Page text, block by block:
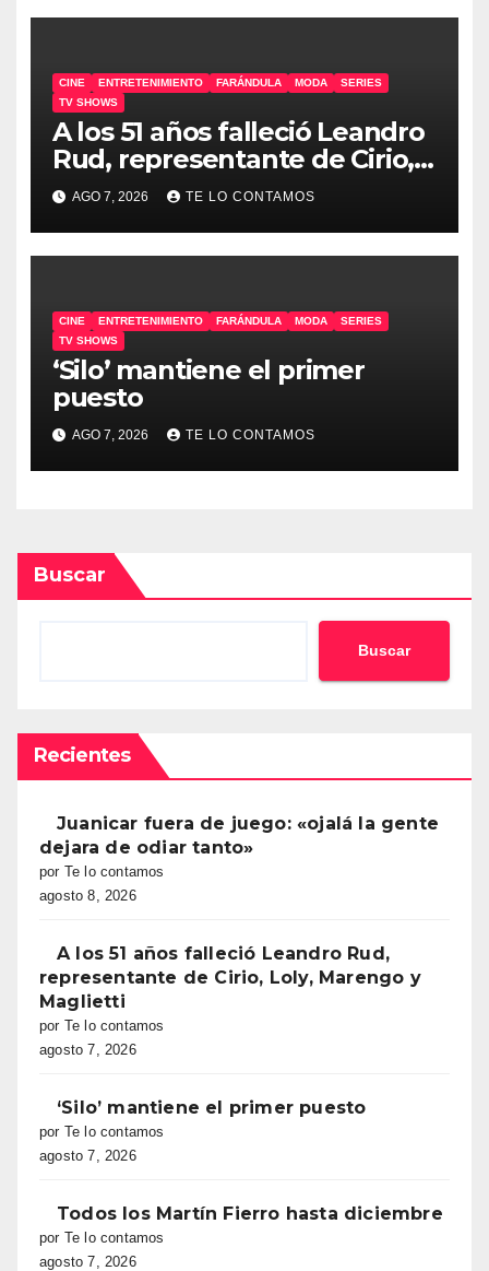
CINE ENTRETENIMIENTO FARÁNDULA MODA
SERIES
TV SHOWS
A los 51 años falleció Leandro
Rud, representante de Cirio,
Loly, Marengo y Maglietti
AGO 7, 2026 TE LO CONTAMOS
CINE ENTRETENIMIENTO FARÁNDULA MODA
SERIES
TV SHOWS
‘Silo’ mantiene el primer
puesto
AGO 7, 2026 TE LO CONTAMOS
Buscar
Buscar
Recientes
Juanicar fuera de juego: «ojalá la gente
dejara de odiar tanto»
por Te lo contamos
agosto 8, 2026
A los 51 años falleció Leandro Rud,
representante de Cirio, Loly, Marengo y
Maglietti
por Te lo contamos
agosto 7, 2026
‘Silo’ mantiene el primer puesto
por Te lo contamos
agosto 7, 2026
Todos los Martín Fierro hasta diciembre
por Te lo contamos
agosto 7, 2026